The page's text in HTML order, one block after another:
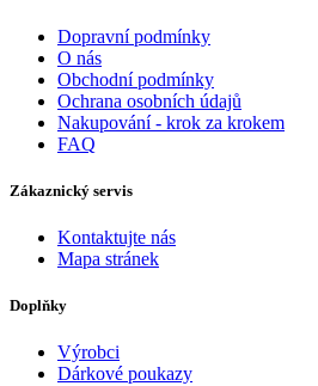
Dopravní podmínky
O nás
Obchodní podmínky
Ochrana osobních údajů
Nakupování - krok za krokem
FAQ
Zákaznický servis
Kontaktujte nás
Mapa stránek
Doplňky
Výrobci
Dárkové poukazy